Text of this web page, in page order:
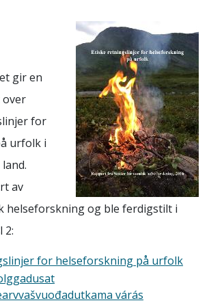
gir en
over
for
urfolk i
av
helseforskning og ble ferdigstilt i
2:
for helseforskning på urfolk
várás